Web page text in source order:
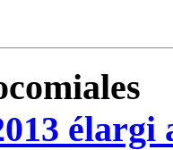
élargi